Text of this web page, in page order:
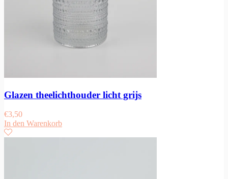
Glazen theelichthouder licht grijs
€3,50
In den Warenkorb